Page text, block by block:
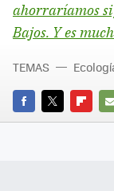
ahorraríamos si
Bajos. Y es
FACEBOOK
TWITTER
TEMAS